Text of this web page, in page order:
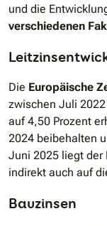
und die
verschiedenen
Die Europäische
zwischen Juli
auf 4,50 Prozent
2024 beibehalten
Juni 2025 liegt der
indirekt auch auf
Bauzinsen